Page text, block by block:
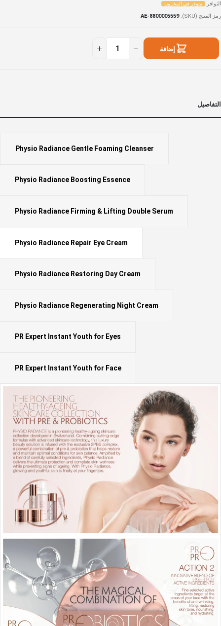
التوافر متوفر في المخزون
رمز المنتج (SKU) AE-8800005559
Face
Beauty
في
المخزون
إضافة
التفاصيل
Physio Radiance Gentle Foaming Cleanser
Physio Radiance Boosting Essence
Physio Radiance Firming & Lifting Double Serum
Physio Radiance Repair Eye Cream
Physio Radiance Restoring Day Cream
Physio Radiance Regenerating Night Cream
PR Expert Instant Youth for Eyes
PR Expert Instant Youth for Face